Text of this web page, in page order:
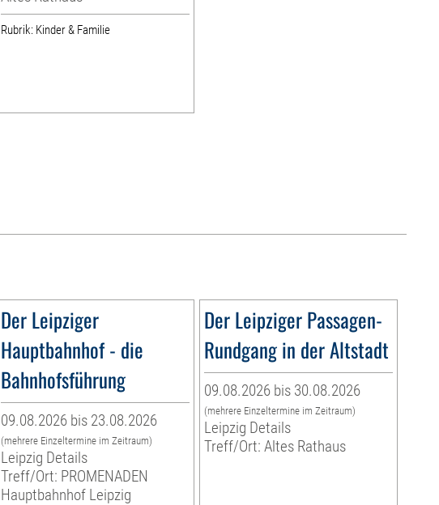
Rubrik: Kinder & Familie
Der Leipziger
Hauptbahnhof - die
Bahnhofsführung
09.08.2026 bis 23.08.2026
(mehrere Einzeltermine im Zeitraum)
Leipzig Details
Treff/Ort: PROMENADEN
Hauptbahnhof Leipzig
Der Leipziger Passagen-
Rundgang in der Altstadt
09.08.2026 bis 30.08.2026
(mehrere Einzeltermine im Zeitraum)
Leipzig Details
Treff/Ort: Altes Rathaus